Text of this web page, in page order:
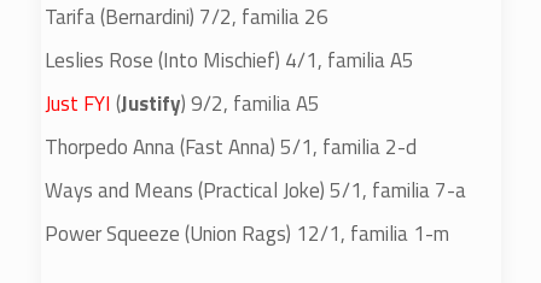
Tarifa (Bernardini) 7/2, familia 26
Leslies Rose (Into Mischief) 4/1, familia A5
Just FYI (Justify) 9/2, familia A5
Thorpedo Anna (Fast Anna) 5/1, familia 2-d
Ways and Means (Practical Joke) 5/1, familia 7-a
Power Squeeze (Union Rags) 12/1, familia 1-m